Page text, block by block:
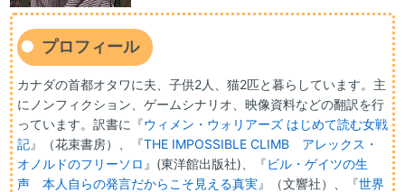
プロフィール
カナダの首都オタワに夫、子供2人、猫2匹と暮らしています。主
にノンフィクション、ゲームシナリオ、映像資料などの翻訳を行
っています。訳書に『ウィメン・ウォリアーズ はじめて読む女戦
記』（花束書房）、『THE IMPOSSIBLE CLIMB アレックス・
オノルドのフリーソロ 』(東洋館出版社)、『ビル・ゲイツの生
声 本人自らの発言だからこそ見える真実』（文響社）、『世界